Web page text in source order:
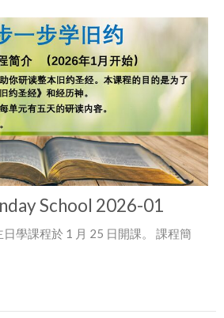
School 2026-01
日學課程於 1 月 25 日開課。 課程簡